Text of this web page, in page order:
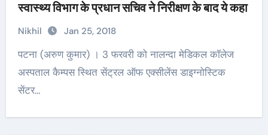
स्वास्थ्य विभाग के प्रधान सचिव ने निरीक्षण के बाद ये कहा
Nikhil Jan 25, 2018
पटना (अरुण कुमार) । 3 फरवरी को नालन्दा मेडिकल कॉलेज
अस्पताल कैम्पस स्थित सेंट्रल ऑफ एक्सीलेंस डाइग्नोस्टिक
सेंटर…